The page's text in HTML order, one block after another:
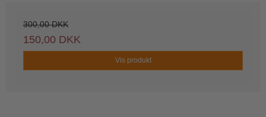
300,00 DKK
150,00 DKK
Vis produkt